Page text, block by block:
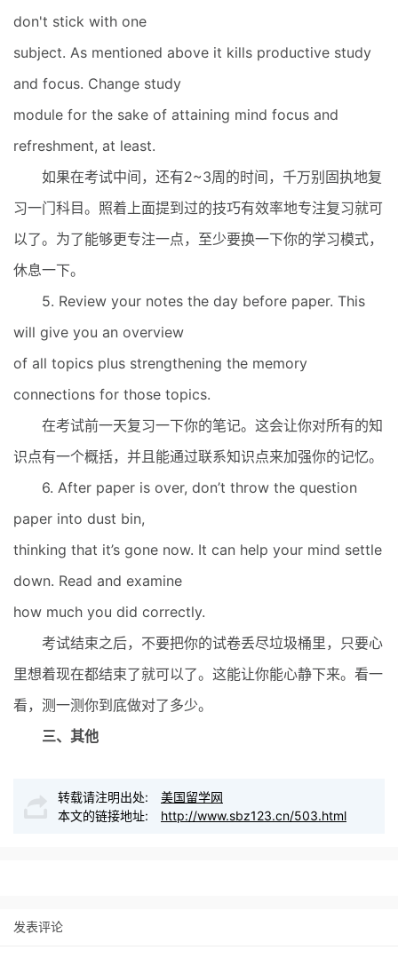
don't stick with one
subject. As mentioned above it kills productive study
and focus. Change study
module for the sake of attaining mind focus and
refreshment, at least.
如果在考试中间，还有2~3周的时间，千万别固执地复
习一门科目。照着上面提到过的技巧有效率地专注复习就可
以了。为了能够更专注一点，至少要换一下你的学习模式，
休息一下。
5. Review your notes the day before paper. This
will give you an overview
of all topics plus strengthening the memory
connections for those topics.
在考试前一天复习一下你的笔记。这会让你对所有的知
识点有一个概括，并且能通过联系知识点来加强你的记忆。
6. After paper is over, don’t throw the question
paper into dust bin,
thinking that it’s gone now. It can help your mind settle
down. Read and examine
how much you did correctly.
考试结束之后，不要把你的试卷丢尽垃圾桶里，只要心
里想着现在都结束了就可以了。这能让你能心静下来。看一
看，测一测你到底做对了多少。
三、其他
转载请注明出处:
美国留学网
本文的链接地址:
http://www.sbz123.cn/503.html
发表评论